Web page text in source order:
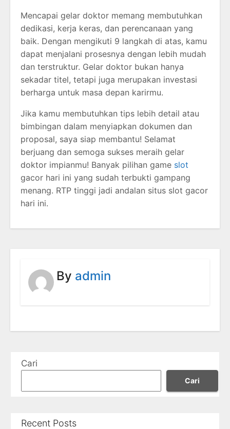
Mencapai gelar doktor memang membutuhkan
dedikasi, kerja keras, dan perencanaan yang
baik. Dengan mengikuti 9 langkah di atas, kamu
dapat menjalani prosesnya dengan lebih mudah
dan terstruktur. Gelar doktor bukan hanya
sekadar titel, tetapi juga merupakan investasi
berharga untuk masa depan karirmu.
Jika kamu membutuhkan tips lebih detail atau
bimbingan dalam menyiapkan dokumen dan
proposal, saya siap membantu! Selamat
berjuang dan semoga sukses meraih gelar
doktor impianmu! Banyak pilihan game slot
gacor hari ini yang sudah terbukti gampang
menang. RTP tinggi jadi andalan situs slot gacor
hari ini.
By admin
Cari
Cari
Recent Posts